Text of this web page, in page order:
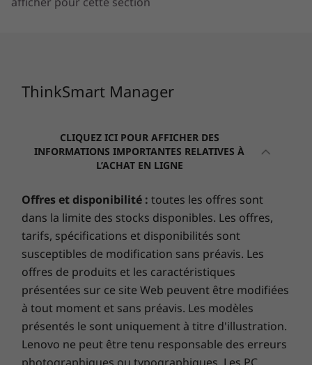
configurer et prêt à être géré immédiatement,
ThinkSmart. Déployez des appareils et
réel et résolvez les problèmes avant même que
les utilisateurs ne les signalent. Mettez à jour
appareils. Faites tout cela depuis un seul et
même endroit, quel qu’il soit.
ThinkSmart Manager
CLIQUEZ ICI POUR AFFICHER DES
INFORMATIONS IMPORTANTES RELATIVES À
L’ACHAT EN LIGNE
Offres et disponibilité : toutes les offres sont
dans la limite des stocks disponibles. Les offres,
tarifs, spécifications et disponibilités sont
susceptibles de modification sans préavis. Les
offres de produits et les caractéristiques
présentées sur ce site Web peuvent être modifiées
à tout moment et sans préavis. Les modèles
présentés le sont uniquement à titre d'illustration.
Lenovo ne peut être tenu responsable des erreurs